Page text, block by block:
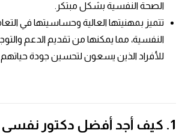
الصحة النفسية بشكل مبتكر.
تتميز بمهنيتها العالية وحساسيتها في
النفسية، مما يمكنها من تقديم الدعم
للأفراد الذين يسعون لتحسين جودة حياتهم
1. كيف أجد أفضل دكتور نفسي في نابولي؟